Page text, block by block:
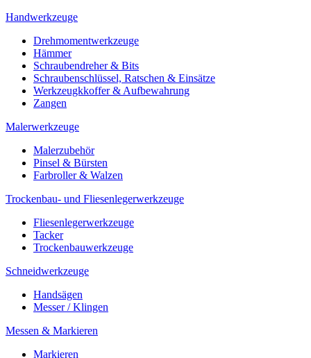
Handwerkzeuge
Drehmomentwerkzeuge
Hämmer
Schraubendreher & Bits
Schraubenschlüssel, Ratschen & Einsätze
Werkzeugkkoffer & Aufbewahrung
Zangen
Malerwerkzeuge
Malerzubehör
Pinsel & Bürsten
Farbroller & Walzen
Trockenbau- und Fliesenlegerwerkzeuge
Fliesenlegerwerkzeuge
Tacker
Trockenbauwerkzeuge
Schneidwerkzeuge
Handsägen
Messer / Klingen
Messen & Markieren
Markieren